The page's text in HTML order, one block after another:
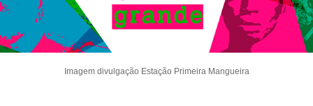
Imagem divulgação Estação Primeira Mangueira